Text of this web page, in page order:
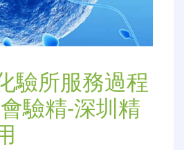
驗所服務過程
驗精-深圳精